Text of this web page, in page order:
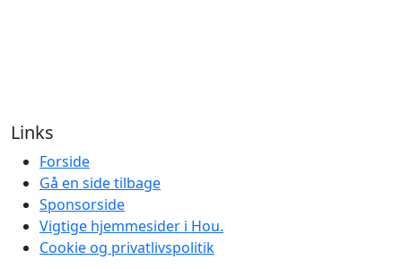
Links
Forside
Gå en side tilbage
Sponsorside
Vigtige hjemmesider i Hou.
Cookie og privatlivspolitik